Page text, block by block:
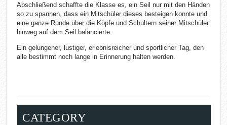
Abschließend schaffte die Klasse es, ein Seil nur mit den Händen
so zu spannen, dass ein Mitschüler dieses besteigen konnte und
eine ganze Runde über die Köpfe und Schultern seiner Mitschüler
hinweg auf dem Seil balancierte.
Ein gelungener, lustiger, erlebnisreicher und sportlicher Tag, den
alle bestimmt noch lange in Erinnerung halten werden.
CATEGORY